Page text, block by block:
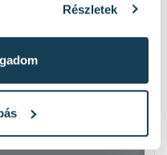
Részletek